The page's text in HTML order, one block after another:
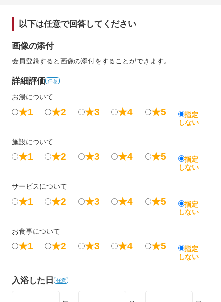
以下は任意で回答してください
画像の添付
会員登録すると画像の添付をすることができます。
詳細評価 任意
お湯について
★1 ★2 ★3 ★4 ★5
指定
しない
施設について
★1 ★2 ★3 ★4 ★5
指定
しない
サービスについて
★1 ★2 ★3 ★4 ★5
指定
しない
お食事について
★1 ★2 ★3 ★4 ★5
指定
しない
入浴した日 任意